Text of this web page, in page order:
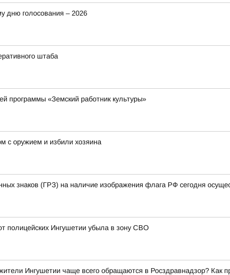
дню голосования – 2026
штаба
программы «Земский работник культуры»
с оружием и избили хозяина
знаков (ГРЗ) на наличие изображения флага РФ сегодня
полицейских Ингушетии убыла в зону СВО
Ингушетии чаще всего обращаются в Росздравнадзор? Как